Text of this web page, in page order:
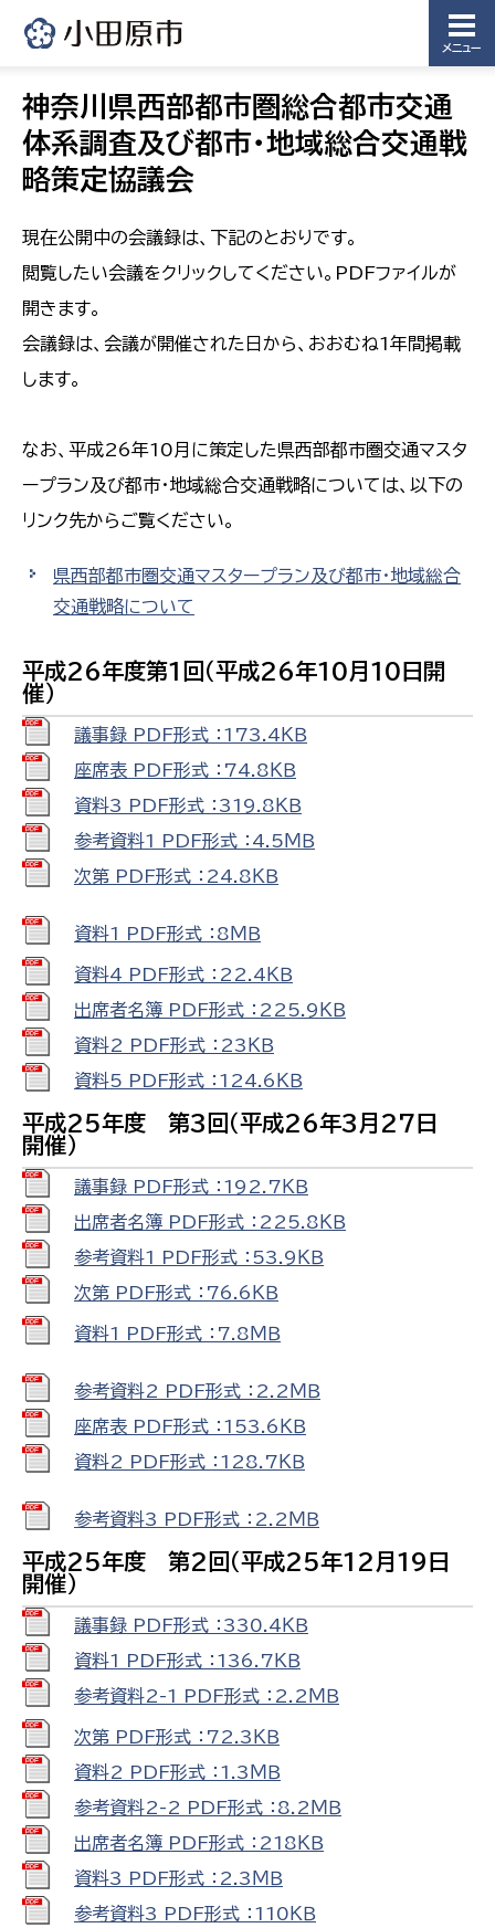
メニュー
神奈川県西部都市圏総合都市交通
体系調査及び都市・地域総合交通戦
略策定協議会
現在公開中の会議録は、下記のとおりです。
閲覧したい会議をクリックしてください。PDFファイルが
開きます。
会議録は、会議が開催された日から、おおむね1年間掲載
します。
なお、平成26年10月に策定した県西部都市圏交通マスタ
ープラン及び都市・地域総合交通戦略については、以下の
リンク先からご覧ください。
県西部都市圏交通マスタープラン及び都市・地域総合
交通戦略について
平成26年度第1回（平成26年10月10日開
催）
議事録 PDF形式 ：173.4ＫＢ
座席表 PDF形式 ：74.8ＫＢ
資料3 PDF形式 ：319.8ＫＢ
参考資料1 PDF形式 ：4.5ＭＢ
次第 PDF形式 ：24.8ＫＢ
資料1 PDF形式 ：8ＭＢ
資料4 PDF形式 ：22.4ＫＢ
出席者名簿 PDF形式 ：225.9ＫＢ
資料2 PDF形式 ：23ＫＢ
資料5 PDF形式 ：124.6ＫＢ
平成25年度 第3回（平成26年3月27日
開催）
議事録 PDF形式 ：192.7ＫＢ
出席者名簿 PDF形式 ：225.8ＫＢ
参考資料1 PDF形式 ：53.9ＫＢ
次第 PDF形式 ：76.6ＫＢ
資料1 PDF形式 ：7.8ＭＢ
参考資料2 PDF形式 ：2.2ＭＢ
座席表 PDF形式 ：153.6ＫＢ
資料2 PDF形式 ：128.7ＫＢ
参考資料3 PDF形式 ：2.2ＭＢ
平成25年度 第2回（平成25年12月19日
開催）
議事録 PDF形式 ：330.4ＫＢ
資料1 PDF形式 ：136.7ＫＢ
参考資料2-1 PDF形式 ：2.2ＭＢ
次第 PDF形式 ：72.3ＫＢ
資料2 PDF形式 ：1.3ＭＢ
参考資料2-2 PDF形式 ：8.2ＭＢ
出席者名簿 PDF形式 ：218ＫＢ
資料3 PDF形式 ：2.3ＭＢ
参考資料3 PDF形式 ：110ＫＢ